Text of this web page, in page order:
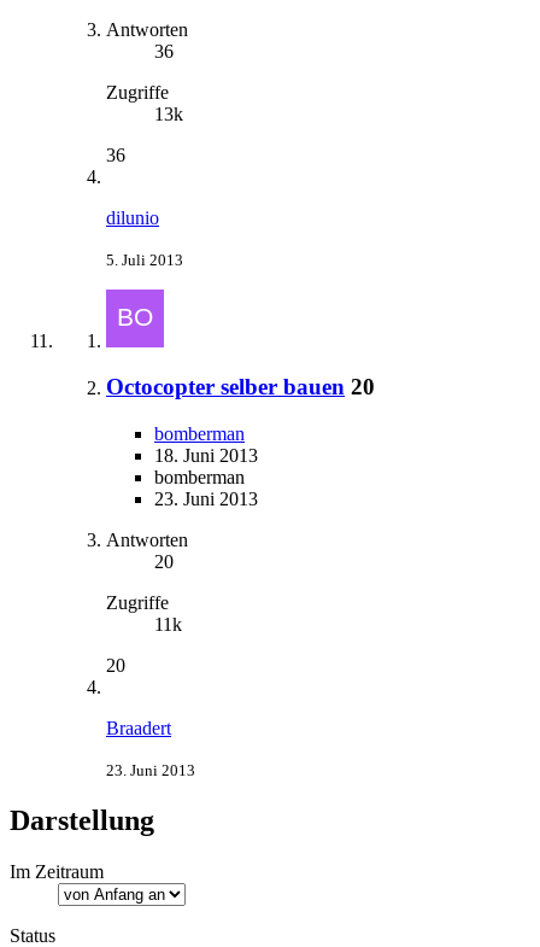
Antworten
36
Zugriffe
13k
36
dilunio
5. Juli 2013
Octocopter selber bauen 20
bomberman
18. Juni 2013
bomberman
23. Juni 2013
Antworten
20
Zugriffe
11k
20
Braadert
23. Juni 2013
Darstellung
Im Zeitraum
Status